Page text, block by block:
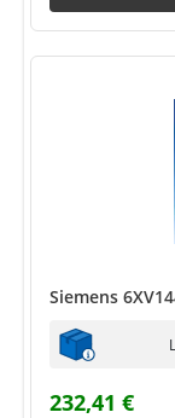
Siemens
232,41 €